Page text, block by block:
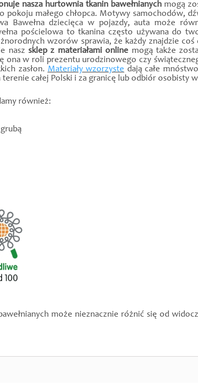
nasza hurtownia tkanin bawełnianychmogą
pokoju małego chłopca. Motywy samochodów,
Bawełna dziecięca w pojazdy, auta może
pościelowa to tkanina często używana do
wzorów sprawia, że każdy znajdzie
nasz sklep z materiałami online mogą także
ona w roli prezentu urodzinowego czy
zasłon. Materiały wzorzyste dają całe
całej Polski i za granicę lub odbiór osobisty
również:
może nieznacznie różnić się od